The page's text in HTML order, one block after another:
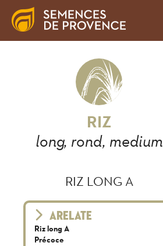
RIZ
long, rond, medium
RIZ LONG A
ARELATE
Riz long A
Précoce